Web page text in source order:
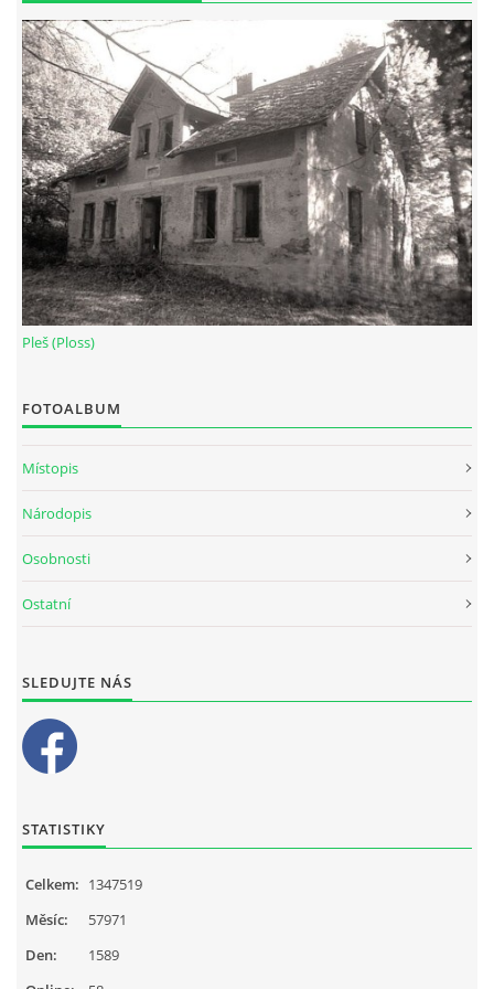
Pleš (Ploss)
FOTOALBUM
Místopis
Národopis
Osobnosti
Ostatní
SLEDUJTE NÁS
STATISTIKY
Celkem: 1347519
Měsíc:
57971
Den:
1589